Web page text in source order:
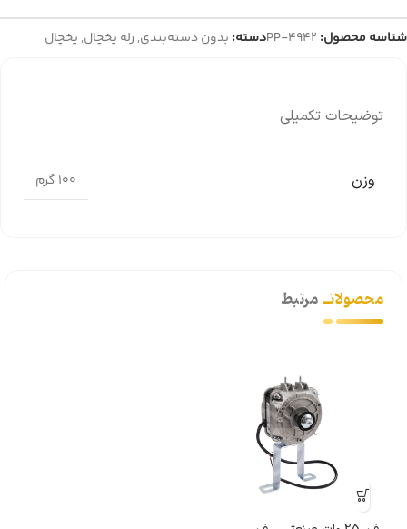
شناسه محصول: PP-4942دسته: بدون دسته‌بندی, رله یخچال, یخچال
توضیحات تکمیلی
وزن 100 گرم
محصولاتــمرتبط